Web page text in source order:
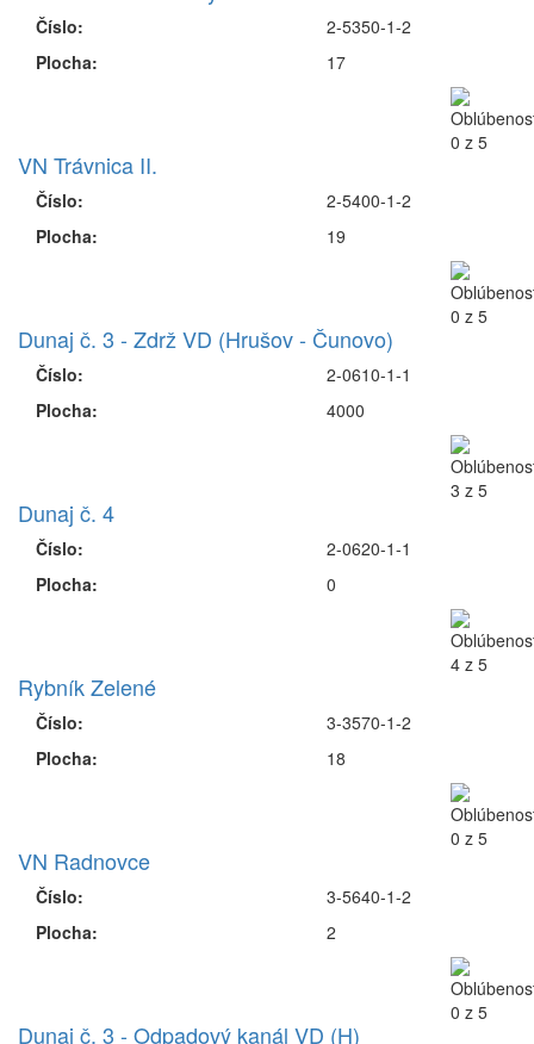
Číslo:
Plocha:
2-5350-1-2
17
VN Trávnica II.
Číslo:
Plocha:
2-5400-1-2
19
Dunaj č. 3 - Zdrž VD (Hrušov - Čunovo)
Číslo:
Plocha:
2-0610-1-1
4000
Dunaj č. 4
Číslo:
Plocha:
2-0620-1-1
0
Rybník Zelené
Číslo:
Plocha:
3-3570-1-2
18
VN Radnovce
Číslo:
Plocha:
3-5640-1-2
2
Dunaj č. 3 - Odpadový kanál VD (H)